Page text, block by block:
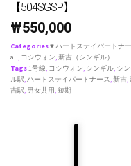
【504SGSP】
₩550,000
Categories♥ ハートステイパートナ
all, コシウォン,新吉（シンギル）
Tags1号線, コシウォン, シンギル, シ
ル駅,ハートステイパートナース,新吉,
吉駅, 男女共用,短期